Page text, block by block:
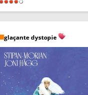
glaçante dystopie